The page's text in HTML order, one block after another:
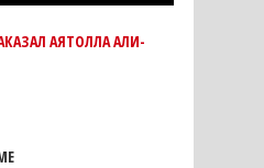
АЯТОЛЛА АЛИ-